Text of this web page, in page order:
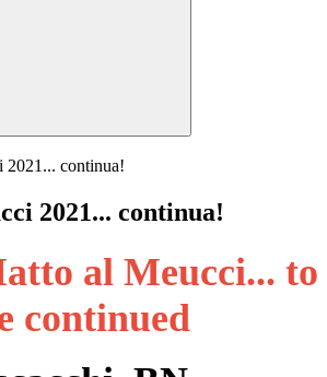
2021... continua!
2021... continua!
al Meucci... to
continued